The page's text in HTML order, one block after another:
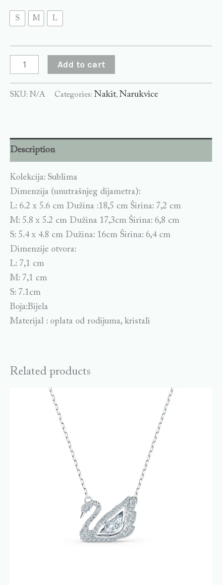
S M L
Add to cart
SKU: N/A Categories: Nakit, Narukvice
Description
Kolekcija: Sublima
Dimenzija (unutrašnjeg dijametra):
L: 6.2 x 5.6 cm Dužina :18,5 cm Širina: 7,2 cm
M: 5.8 x 5.2 cm Dužina 17,3cm Širina: 6,8 cm
S: 5.4 x 4.8 cm Dužina: 16cm Širina: 6,4 cm
Dimenzije otvora:
L: 7,1 cm
M: 7,1 cm
S: 7.1cm
Boja:Bijela
Materijal : oplata od rodijuma, kristali
Related products